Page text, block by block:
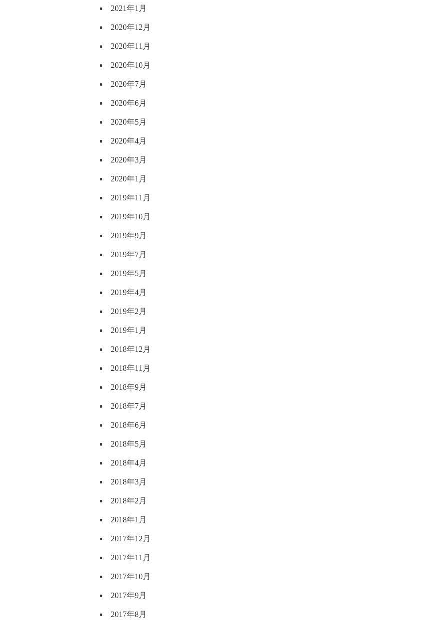
2021年1月
2020年12月
2020年11月
2020年10月
2020年7月
2020年6月
2020年5月
2020年4月
2020年3月
2020年1月
2019年11月
2019年10月
2019年9月
2019年7月
2019年5月
2019年4月
2019年2月
2019年1月
2018年12月
2018年11月
2018年9月
2018年7月
2018年6月
2018年5月
2018年4月
2018年3月
2018年2月
2018年1月
2017年12月
2017年11月
2017年10月
2017年9月
2017年8月